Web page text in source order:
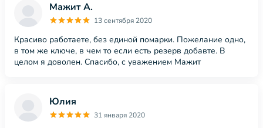
Мажит А.
13 сентября 2020
Красиво работаете, без единой помарки. Пожелание одно,
в том же ключе, в чем то если есть резерв добавте. В
целом я доволен. Спасибо, с уважением Мажит
Юлия
31 января 2020